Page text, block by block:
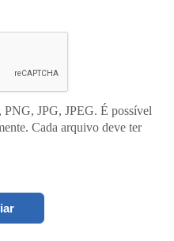
PNG, JPG, JPEG. É possível
Cada arquivo deve ter